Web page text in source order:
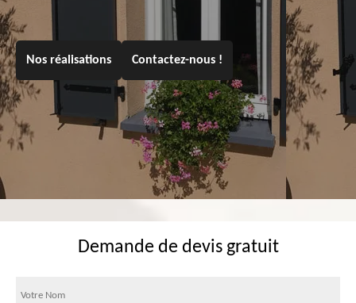
Nos réalisations Contactez-nous !
Demande de devis gratuit